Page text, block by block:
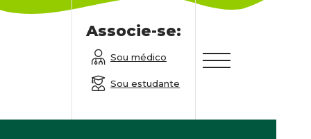
Associe-se:
Sou médico
Sou estudante